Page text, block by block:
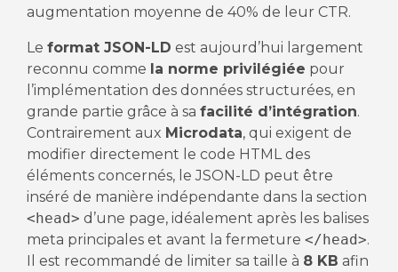
augmentation moyenne de 40% de leur CTR.
Le format JSON-LD est aujourd’hui largement
reconnu comme la norme privilégiée pour
l’implémentation des données structurées, en
grande partie grâce à sa facilité d’intégration.
Contrairement aux Microdata, qui exigent de
modifier directement le code HTML des
éléments concernés, le JSON-LD peut être
inséré de manière indépendante dans la section
<head> d’une page, idéalement après les balises
meta principales et avant la fermeture </head>.
Il est recommandé de limiter sa taille à 8 KB afin